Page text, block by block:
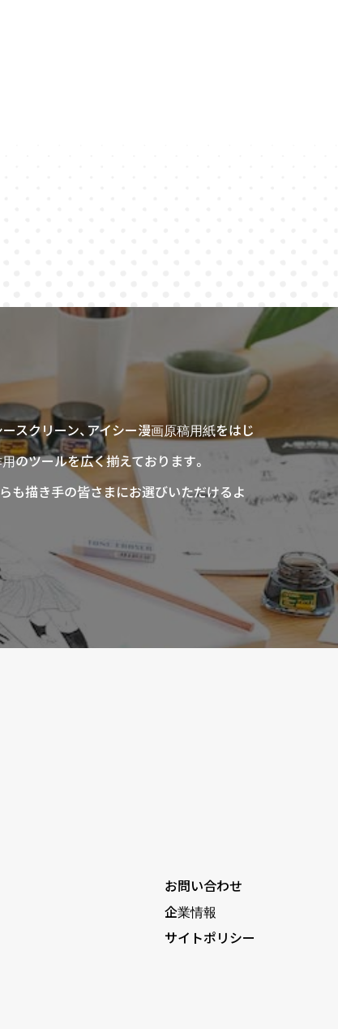
スクリーン、アイシー漫画原稿用紙をはじ
のツールを広く揃えております。
も描き手の皆さまにお選びいただけるよ
お問い合わせ
企業情報
サイトポリシー